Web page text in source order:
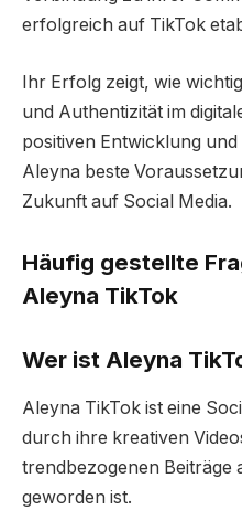
erfolgreich auf TikTok
Ihr Erfolg zeigt, wie
und Authentizität im
positiven Entwicklung
Aleyna beste
Zukunft auf Social Media.
Häufig gestellte
Aleyna TikTok
Wer ist Aleyna
Aleyna TikTok ist eine
durch ihre kreativen
trendbezogenen Beiträge
geworden ist.